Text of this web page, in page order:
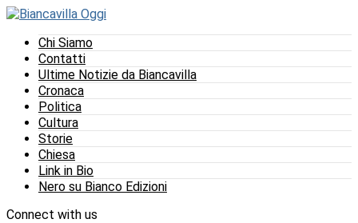
Chi Siamo
Contatti
Ultime Notizie da Biancavilla
Cronaca
Politica
Cultura
Storie
Chiesa
Link in Bio
Nero su Bianco Edizioni
Connect with us